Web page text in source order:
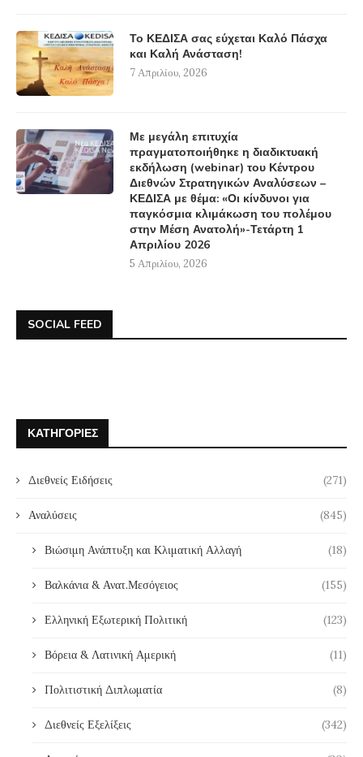
Το ΚΕΔΙΣΑ σας εύχεται Καλό Πάσχα
και Καλή Ανάσταση!
7 Απριλίου, 2026
Με μεγάλη επιτυχία
πραγματοποιήθηκε η διαδικτυακή
εκδήλωση (webinar) του Κέντρου
Διεθνών Στρατηγικών Αναλύσεων –
ΚΕΔΙΣΑ με θέμα: «Οι κίνδυνοι για
παγκόσμια κλιμάκωση του πολέμου
στην Μέση Ανατολή»-Τετάρτη 1
Απριλίου 2026
5 Απριλίου, 2026
SOCIAL FEED
ΚΑΤΗΓΟΡΊΕΣ
Διεθνείς Ειδήσεις (271)
Αναλύσεις (845)
Βιώσιμη Ανάπτυξη και Κλιματική Αλλαγή (18)
Βαλκάνια & Ανατ.Μεσόγειος (155)
Ελληνική Εξωτερική Πολιτική (123)
Βόρεια & Λατινική Αμερική (11)
Πολιτιστική Διπλωματία (8)
Διεθνείς Εξελίξεις (342)